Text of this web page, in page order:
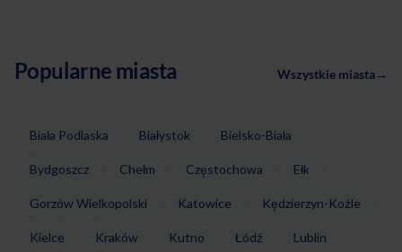
Popularne miasta Wszystkie miasta→
Biała Podlaska Białystok Bielsko-Biała
Bydgoszcz Chełm Częstochowa Ełk
Gorzów Wielkopolski Katowice Kędzierzyn-Koźle
Kielce Kraków Kutno Łódź Lublin